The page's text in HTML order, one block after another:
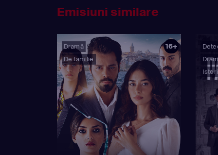
Emisiuni similare
Dramă
De familie
16+